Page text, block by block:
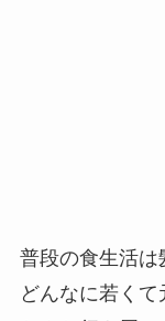
普段の食生活は
どんなに若く